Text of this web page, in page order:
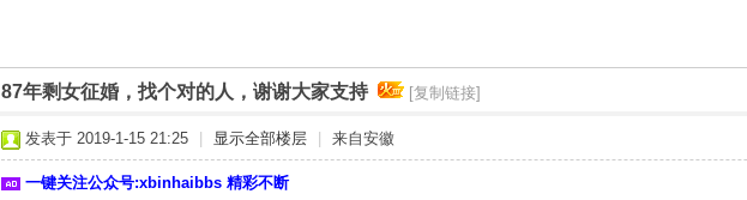
87年剩女征婚，找个对的人，谢谢大家支持 [复制链接]
发表于 2019-1-15 21:25 显示全部楼层 来自安徽
一键关注公众号:xbinhaibbs 精彩不断